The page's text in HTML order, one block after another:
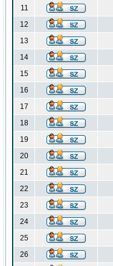
11
12
13
14
15
16
17
18
19
20
21
22
23
24
25
26